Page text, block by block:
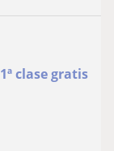
1ª clase gratis